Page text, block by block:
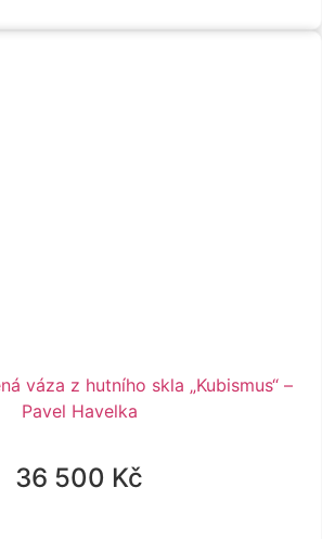
váza z hutního skla „Kubismus“ –
Pavel Havelka
36 500 Kč